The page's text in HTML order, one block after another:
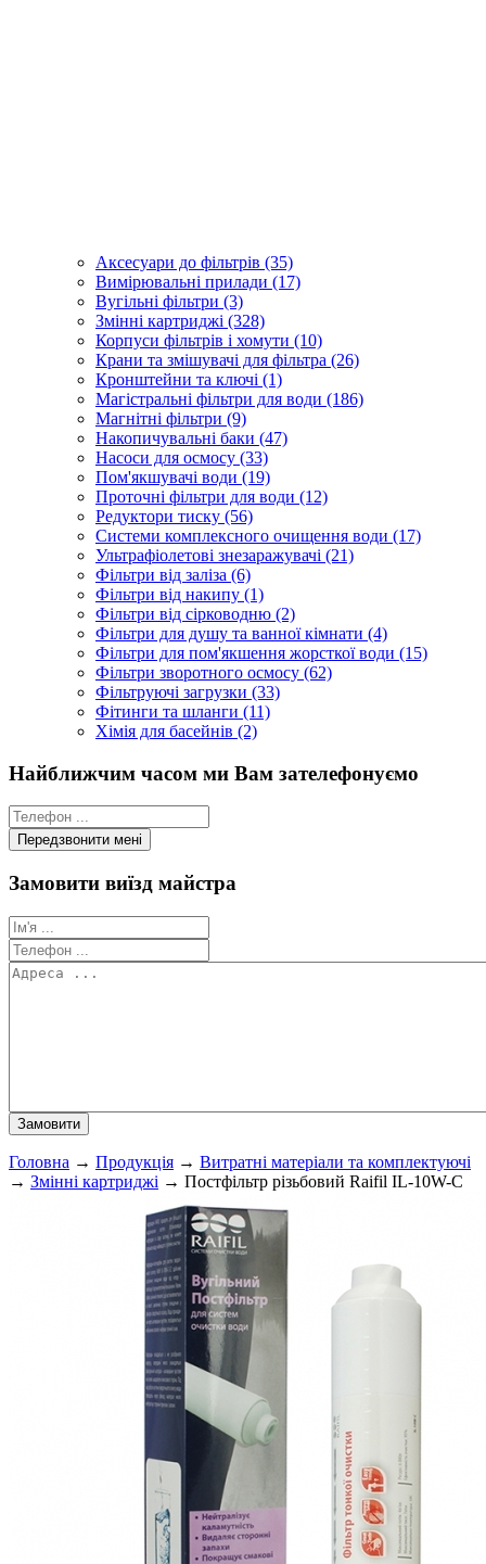
Аксесуари до фільтрів (35)
Вимірювальні прилади (17)
Вугільні фільтри (3)
Змінні картриджі (328)
Корпуси фільтрів і хомути (10)
Крани та змішувачі для фільтра (26)
Кронштейни та ключі (1)
Магістральні фільтри для води (186)
Магнітні фільтри (9)
Накопичувальні баки (47)
Насоси для осмосу (33)
Пом'якшувачі води (19)
Проточні фільтри для води (12)
Редуктори тиску (56)
Системи комплексного очищення води (17)
Ультрафіолетові знезаражувачі (21)
Фільтри від заліза (6)
Фільтри від накипу (1)
Фільтри від сірководню (2)
Фільтри для душу та ванної кімнати (4)
Фільтри для пом'якшення жорсткої води (15)
Фільтри зворотного осмосу (62)
Фільтруючі загрузки (33)
Фітинги та шланги (11)
Хімія для басейнів (2)
Найближчим часом ми Вам зателефонуємо
Замовити виїзд майстра
Головна → Продукція → Витратні матеріали та комплектуючі
→ Змінні картриджі → Постфільтр різьбовий Raifil IL-10W-C